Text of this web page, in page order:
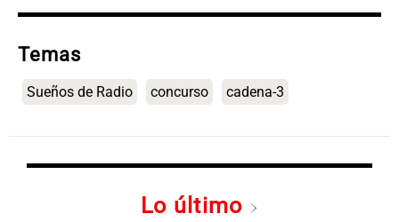
Temas
Sueños de Radio concurso cadena-3
Lo último